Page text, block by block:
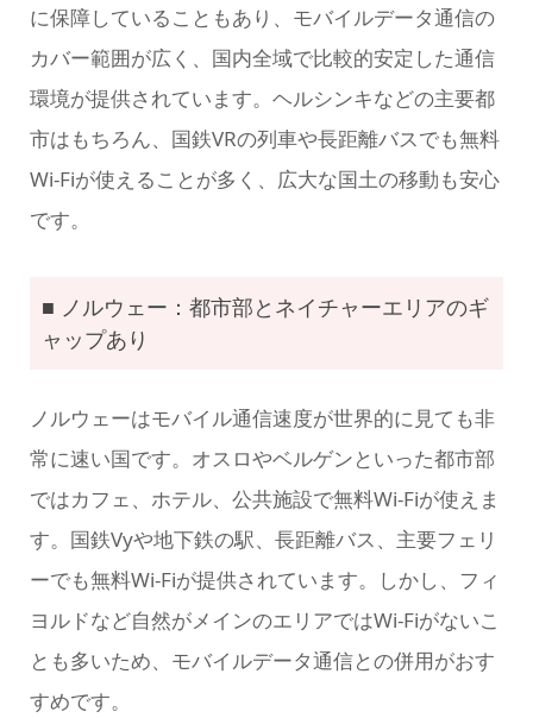
に保障していることもあり、モバイルデータ通信の
カバー範囲が広く、国内全域で比較的安定した通信
環境が提供されています。ヘルシンキなどの主要都
市はもちろん、国鉄VRの列車や長距離バスでも無料
Wi-Fiが使えることが多く、広大な国土の移動も安心
です。
■ ノルウェー：都市部とネイチャーエリアのギ
ャップあり
ノルウェーはモバイル通信速度が世界的に見ても非
常に速い国です。オスロやベルゲンといった都市部
ではカフェ、ホテル、公共施設で無料Wi-Fiが使えま
す。国鉄Vyや地下鉄の駅、長距離バス、主要フェリ
ーでも無料Wi-Fiが提供されています。しかし、フィ
ヨルドなど自然がメインのエリアではWi-Fiがないこ
とも多いため、モバイルデータ通信との併用がおす
すめです。